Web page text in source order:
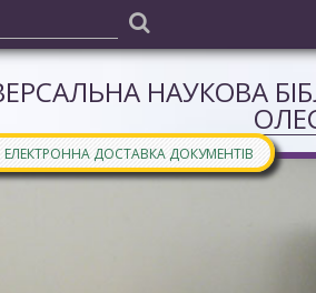
НАУКОВА
ЕЛЕКТРОННА ДОСТАВКА ДОКУМЕНТІВ